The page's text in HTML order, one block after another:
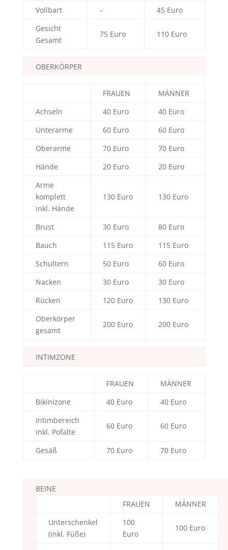
Vollbart
–
45 Euro
Gesicht
Gesamt
75 Euro 110 Euro
OBERKÖRPER
FRAUEN
MÄNNER
Achseln
40 Euro
40 Euro
Unterarme
60 Euro
60 Euro
Oberarme
70 Euro
70 Euro
Hände
20 Euro
20 Euro
Arme
komplett
inkl. Hände
130 Euro 130 Euro
Brust 30 Euro
80 Euro
Bauch
115 Euro
115 Euro
Schultern
50 Euro
60 Euro
Nacken
30 Euro
30 Euro
Rücken
120 Euro
130 Euro
Oberkörper
gesamt
200 Euro 200 Euro
INTIMZONE
FRAUEN
MÄNNER
Bikinizone
40 Euro
40 Euro
Intimbereich
inkl. Pofalte
60 Euro 60 Euro
Gesäß 70 Euro 70 Euro
BEINE
FRAUEN
MÄNNER
Unterschenkel
(inkl. Füße)
100
Euro
100 Euro